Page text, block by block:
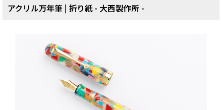
アクリル万年筆 | 折り紙 - 大西製作所 -